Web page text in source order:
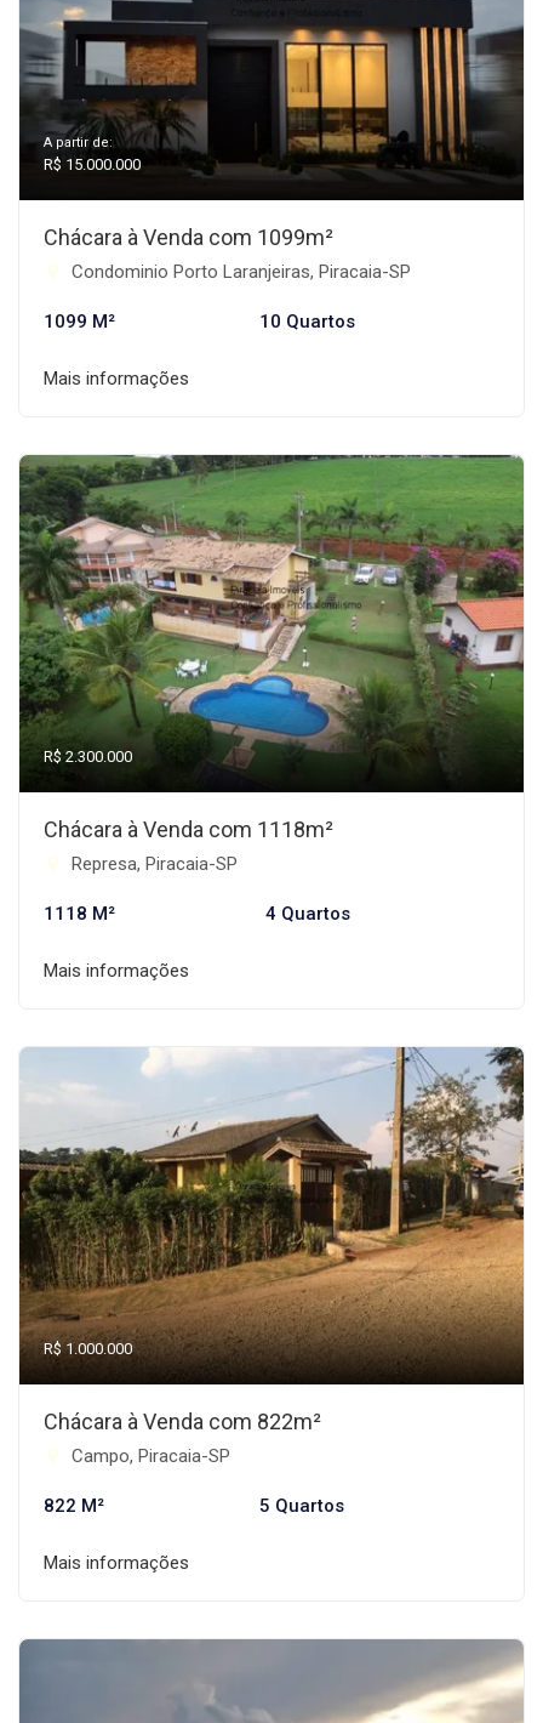
A partir de:
R$ 15.000.000
Chácara à Venda com 1099m²
Condominio Porto Laranjeiras, Piracaia-SP
1099 M² 10 Quartos
Mais informações
R$ 2.300.000
Chácara à Venda com 1118m²
Represa, Piracaia-SP
1118 M² 4 Quartos
Mais informações
R$ 1.000.000
Chácara à Venda com 822m²
Campo, Piracaia-SP
822 M² 5 Quartos
Mais informações